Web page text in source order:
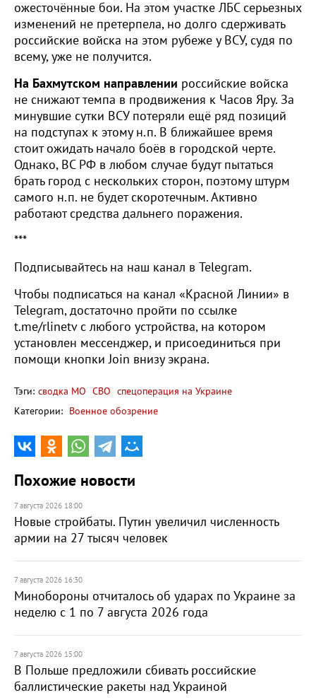
ожесточённые бои. На этом участке ЛБС серьезных
изменений не претерпела, но долго сдерживать
российские войска на этом рубеже у ВСУ, судя по
всему, уже не получится.
На Бахмутском направлении российские войска
не снижают темпа в продвижения к Часов Яру. За
минувшие сутки ВСУ потеряли ещё ряд позиций
на подступах к этому н.п. В ближайшее время
стоит ожидать начало боёв в городской черте.
Однако, ВС РФ в любом случае будут пытаться
брать город с нескольких сторон, поэтому штурм
самого н.п. не будет скоротечным. Активно
работают средства дальнего поражения.
***
Подписывайтесь на наш канал в Telegram.
Чтобы подписаться на канал «Красной Линии» в
Telegram, достаточно пройти по ссылке
t.me/rlinetv с любого устройства, на котором
установлен мессенджер, и присоединиться при
помощи кнопки Join внизу экрана.
Тэги: сводка МО СВО спецоперация на Украине
Категории: Военное обозрение
Похожие новости
7 августа 2026 18:00
Новые стройбаты. Путин увеличил численность
армии на 27 тысяч человек
7 августа 2026 16:30
Минобороны отчиталось об ударах по Украине за
неделю с 1 по 7 августа 2026 года
7 августа 2026 15:00
В Польше предложили сбивать российские
баллистические ракеты над Украиной